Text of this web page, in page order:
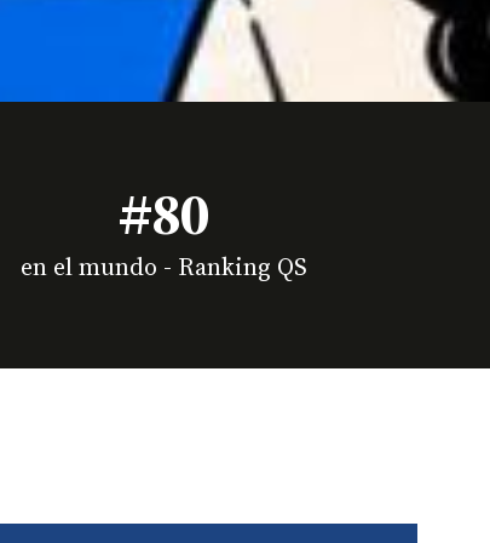
#80
en el mundo - Ranking QS